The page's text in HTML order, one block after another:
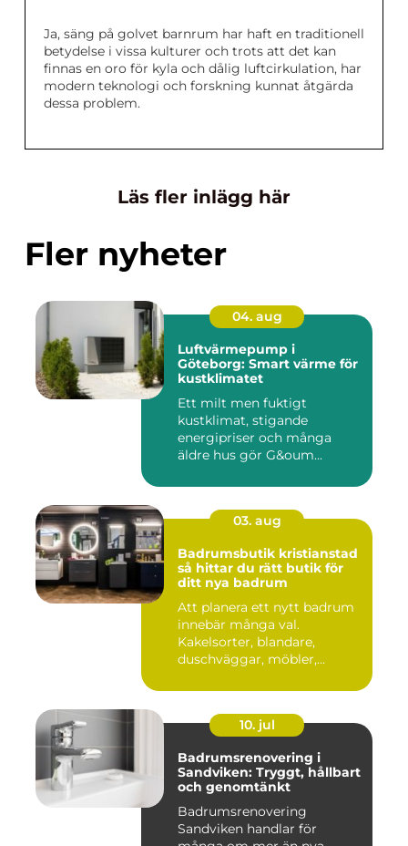
Ja, säng på golvet barnrum har haft en traditionell
betydelse i vissa kulturer och trots att det kan
finnas en oro för kyla och dålig luftcirkulation, har
modern teknologi och forskning kunnat åtgärda
dessa problem.
Läs fler inlägg här
Fler nyheter
04. aug
Luftvärmepump i
Göteborg: Smart värme för
kustklimatet
Ett milt men fuktigt
kustklimat, stigande
energipriser och många
äldre hus gör G&oum...
03. aug
Badrumsbutik kristianstad
så hittar du rätt butik för
ditt nya badrum
Att planera ett nytt badrum
innebär många val.
Kakelsorter, blandare,
duschväggar, möbler,
10. jul
Badrumsrenovering i
Sandviken: Tryggt, hållbart
och genomtänkt
Badrumsrenovering
Sandviken handlar för